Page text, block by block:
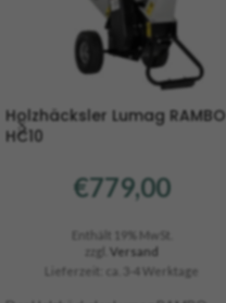
Holzhäcksler Lumag RAMBO
HC10
€779,00
Enthält 19% MwSt.
zzgl. Versand
Lieferzeit: ca. 3-4 Werktage